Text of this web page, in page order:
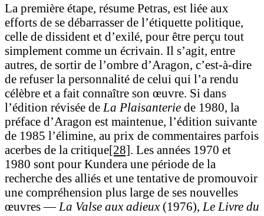
La première étape, résume Petras, est liée aux
efforts de se débarrasser de l’étiquette politique,
celle de dissident et d’exilé, pour être perçu tout
simplement comme un écrivain. Il s’agit, entre
autres, de sortir de l’ombre d’Aragon, c’est-à-dire
de refuser la personnalité de celui qui l’a rendu
célèbre et a fait connaître son œuvre. Si dans
l’édition révisée de La Plaisanterie de 1980, la
préface d’Aragon est maintenue, l’édition suivante
de 1985 l’élimine, au prix de commentaires parfois
acerbes de la critique[28]. Les années 1970 et
1980 sont pour Kundera une période de la
recherche des alliés et une tentative de promouvoir
une compréhension plus large de ses nouvelles
œuvres — La Valse aux adieux (1976), Le Livre du